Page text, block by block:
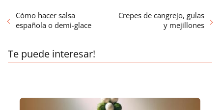
Cómo hacer salsa
española o demi-glace
Crepes de cangrejo, gulas
y mejillones
Te puede interesar!